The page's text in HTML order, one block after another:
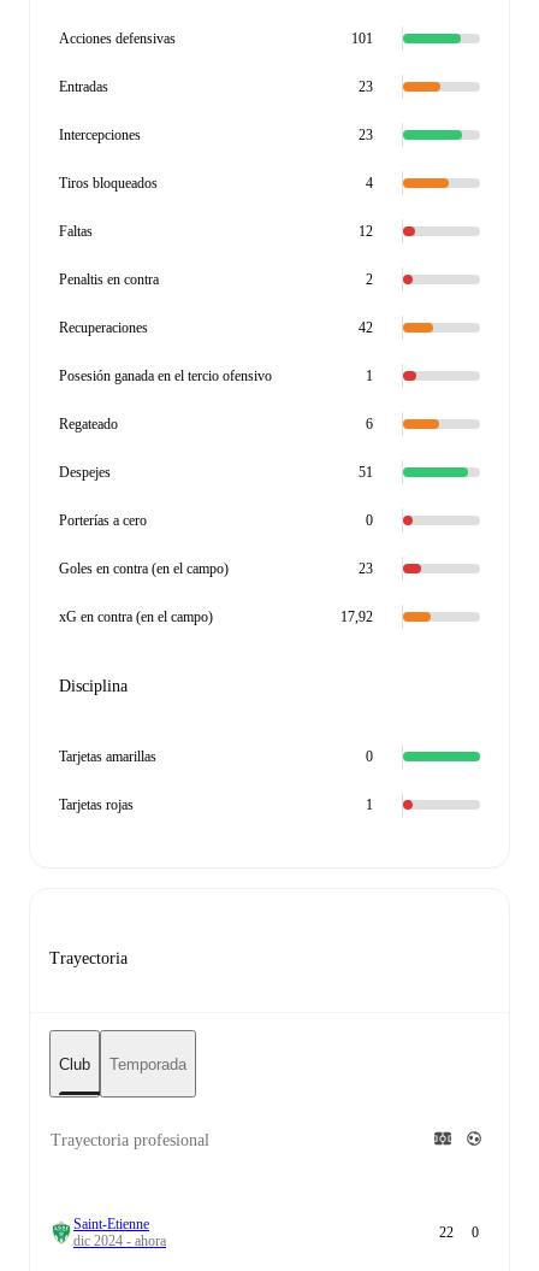
Acciones defensivas 101
Entradas 23
Intercepciones 23
Tiros bloqueados 4
Faltas 12
Penaltis en contra 2
Recuperaciones 42
Posesión ganada en el tercio ofensivo 1
Regateado 6
Despejes 51
Porterías a cero 0
Goles en contra (en el campo) 23
xG en contra (en el campo) 17,92
Disciplina
Tarjetas amarillas 0
Tarjetas rojas 1
Trayectoria
Club Temporada
Trayectoria profesional
Saint-Etienne
dic 2024 - ahora
22 0